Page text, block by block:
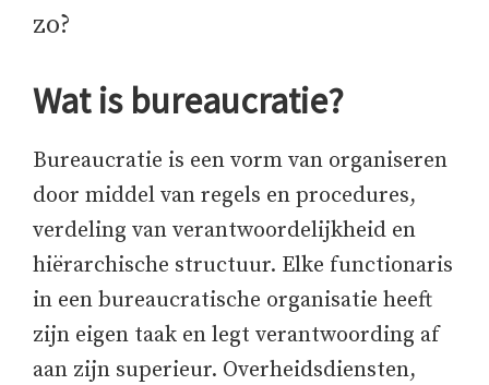
zo?
Wat is bureaucratie?
Bureaucratie is een vorm van organiseren
door middel van regels en procedures,
verdeling van verantwoordelijkheid en
hiërarchische structuur. Elke functionaris
in een bureaucratische organisatie heeft
zijn eigen taak en legt verantwoording af
aan zijn superieur. Overheidsdiensten,